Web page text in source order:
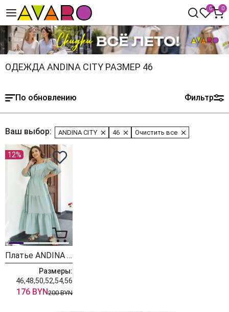
0 0
ОДЕЖДА ANDINA CITY РАЗМЕР 46
По обновлению Фильтр
Ваш выбор: ANDINA CITY 46 Очистить все
12%
Платье ANDINA CITY 8012-23
Размеры:
46,48,50,52,54,56
176 BYN200 BYN